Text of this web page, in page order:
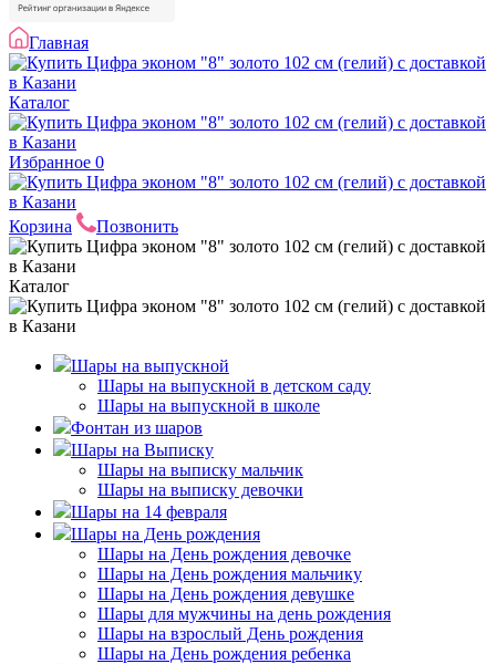
Главная
Каталог
Избранное 0
Корзина Позвонить
Каталог
Шары на выпускной
Шары на выпускной в детском саду
Шары на выпускной в школе
Фонтан из шаров
Шары на Выписку
Шары на выписку мальчик
Шары на выписку девочки
Шары на 14 февраля
Шары на День рождения
Шары на День рождения девочке
Шары на День рождения мальчику
Шары на День рождения девушке
Шары для мужчины на день рождения
Шары на взрослый День рождения
Шары на День рождения ребенка